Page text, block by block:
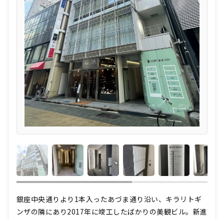
銀座中央通りより1本入ったあづま通り沿い、キラリトギ
ンザの隣にあり2017年に竣工したばかりの美観ビル。新進